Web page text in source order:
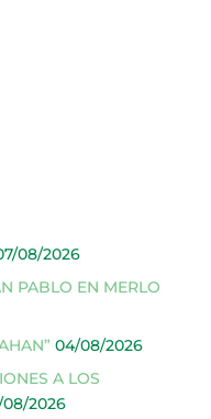
08/2026
PABLO EN MERLO
04/08/2026
A LOS
2026